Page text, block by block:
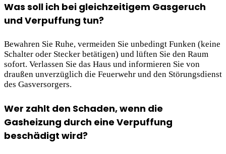
Was soll ich bei gleichzeitigem Gasgeruch
und Verpuffung tun?
Bewahren Sie Ruhe, vermeiden Sie unbedingt Funken (keine
Schalter oder Stecker betätigen) und lüften Sie den Raum
sofort. Verlassen Sie das Haus und informieren Sie von
draußen unverzüglich die Feuerwehr und den Störungsdienst
des Gasversorgers.
Wer zahlt den Schaden, wenn die
Gasheizung durch eine Verpuffung
beschädigt wird?